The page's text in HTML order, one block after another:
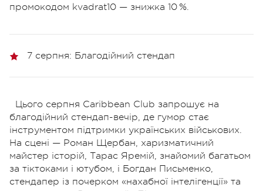
промокодом kvadrat10 — знижка 10 %.
7 серпня: Благодійний стендап
Цього серпня Caribbean Club запрошує на
благодійний стендап-вечір, де гумор стає
інструментом підтримки українських військових.
На сцені — Роман Щербан, харизматичний
майстер історій, Тарас Яремій, знайомий багатьом
за тіктоками і ютубом, і Богдан Письменко,
стендапер із почерком «нахабної інтелігенції» та